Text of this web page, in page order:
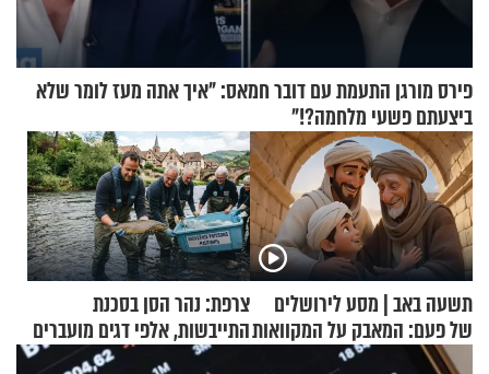
פירס מורגן התעמת עם דובר חמאס: "איך אתה מעז לומר שלא
ביצעתם פשעי מלחמה?!"
תשעה באב | מסע לירושלים
של פעם: המאבק על המקוואות
צרפת: נהר הסן בסכנת
התייבשות, אלפי דגים מועברים
במבצעי חילוץ